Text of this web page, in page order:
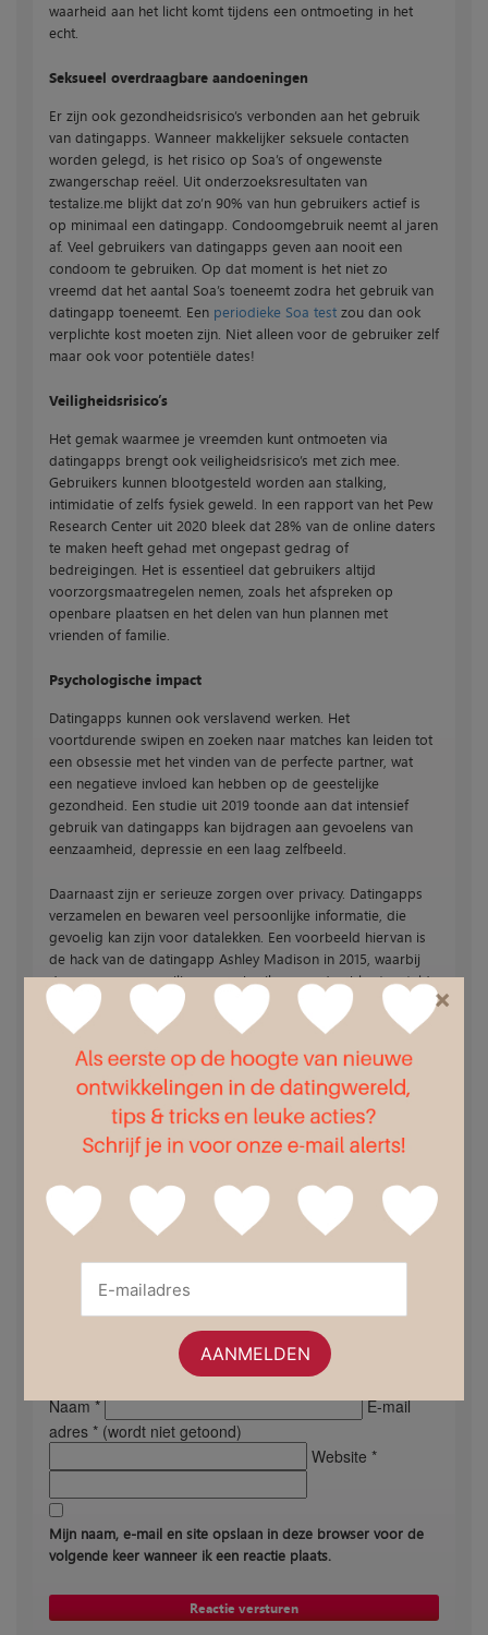
waarheid aan het licht komt tijdens een ontmoeting in het
echt.
Seksueel overdraagbare aandoeningen
Er zijn ook gezondheidsrisico’s verbonden aan het gebruik
van datingapps. Wanneer makkelijker seksuele contacten
worden gelegd, is het risico op Soa’s of ongewenste
zwangerschap reëel. Uit onderzoeksresultaten van
testalize.me blijkt dat zo’n 90% van hun gebruikers actief is
op minimaal een datingapp. Condoomgebruik neemt al jaren
af. Veel gebruikers van datingapps geven aan nooit een
condoom te gebruiken. Op dat moment is het niet zo
vreemd dat het aantal Soa’s toeneemt zodra het gebruik van
datingapp toeneemt. Een periodieke Soa test zou dan ook
verplichte kost moeten zijn. Niet alleen voor de gebruiker zelf
maar ook voor potentiële dates!
Veiligheidsrisico’s
Het gemak waarmee je vreemden kunt ontmoeten via
datingapps brengt ook veiligheidsrisico’s met zich mee.
Gebruikers kunnen blootgesteld worden aan stalking,
intimidatie of zelfs fysiek geweld. In een rapport van het Pew
Research Center uit 2020 bleek dat 28% van de online daters
te maken heeft gehad met ongepast gedrag of
bedreigingen. Het is essentieel dat gebruikers altijd
voorzorgsmaatregelen nemen, zoals het afspreken op
openbare plaatsen en het delen van hun plannen met
vrienden of familie.
Psychologische impact
Datingapps kunnen ook verslavend werken. Het
voortdurende swipen en zoeken naar matches kan leiden tot
een obsessie met het vinden van de perfecte partner, wat
een negatieve invloed kan hebben op de geestelijke
gezondheid. Een studie uit 2019 toonde aan dat intensief
gebruik van datingapps kan bijdragen aan gevoelens van
eenzaamheid, depressie en een laag zelfbeeld.
Daarnaast zijn er serieuze zorgen over privacy. Datingapps
verzamelen en bewaren veel persoonlijke informatie, die
gevoelig kan zijn voor datalekken. Een voorbeeld hiervan is
de hack van de datingapp Ashley Madison in 2015, waarbij
de gegevens van miljoenen gebruikers werden blootgesteld.
Gebruikers moeten zich bewust zijn van risico’s die kleven aan
het gebruik van een datingapp. Gebruik ze verantwoord, en
neem verantwoording.
Geef een reactie
Naam *
E-mail
adres * (wordt niet getoond)
Website *
Mijn naam, e-mail en site opslaan in deze browser voor de
volgende keer wanneer ik een reactie plaats.
×